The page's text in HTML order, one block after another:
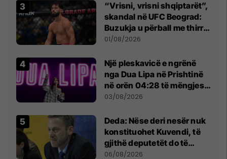
“Vrisni, vrisni shqiptarët”,
skandal në UFC Beograd:
Buzukja u përball me thirrje
anti-shqiptare nga
01/08/2026
Një pleskavicë e ngrënë
nga Dua Lipa në Prishtinë
në orën 04:28 të mëngjesit
- dhe bota digjitale serbe
03/08/2026
Deda: Nëse deri nesër nuk
konstituohet Kuvendi, të
gjithë deputetët do të
bëjnë shkelje të rëndë
06/08/2026